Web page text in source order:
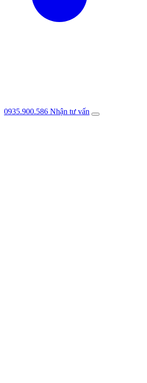
0935.900.586 Nhận tư vấn